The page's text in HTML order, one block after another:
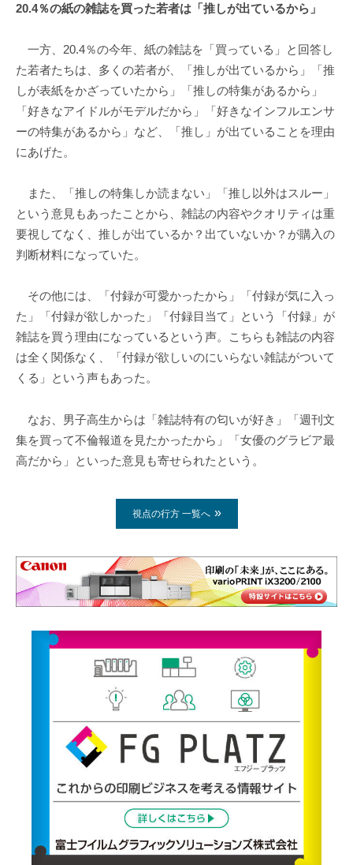
20.4％の紙の雑誌を買った若者は「推しが出ているから」
一方、20.4％の今年、紙の雑誌を「買っている」と回答し
た若者たちは、多くの若者が、「推しが出ているから」「推
しが表紙をかざっていたから」「推しの特集があるから」
「好きなアイドルがモデルだから」「好きなインフルエンサ
ーの特集があるから」など、「推し」が出ていることを理由
にあげた。
また、「推しの特集しか読まない」「推し以外はスルー」
という意見もあったことから、雑誌の内容やクオリティは重
要視してなく、推しが出ているか？出ていないか？が購入の
判断材料になっていた。
その他には、「付録が可愛かったから」「付録が気に入っ
た」「付録が欲しかった」「付録目当て」という「付録」が
雑誌を買う理由になっているという声。こちらも雑誌の内容
は全く関係なく、「付録が欲しいのにいらない雑誌がついて
くる」という声もあった。
なお、男子高生からは「雑誌特有の匂いが好き」「週刊文
集を買って不倫報道を見たかったから」「女優のグラビア最
高だから」といった意見も寄せられたという。
視点の行方 一覧へ